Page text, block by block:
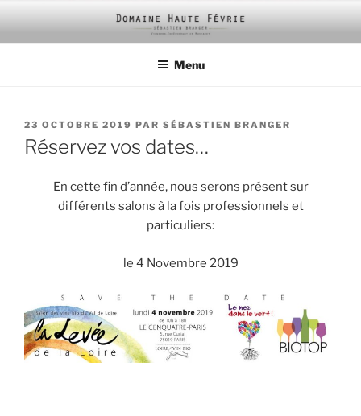
contenu
Menu
PUBLIÉ
LE
23 OCTOBRE 2019 PAR SÉBASTIEN BRANGER
Réservez vos dates…
En cette fin d’année, nous serons présent sur
différents salons à la fois professionnels et
particuliers:
le 4 Novembre 2019